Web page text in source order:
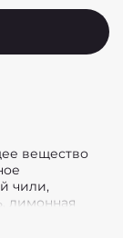
вещество
чили,
лимонная